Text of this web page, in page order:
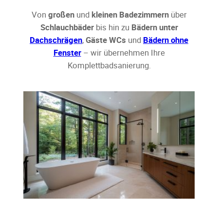
Von großenund kleinen Badezimmernüber
Schlauchbäderbis hin zu Bädern unter
Dachschrägen,Gäste WCs und Bädern ohne
Fenster– wir übernehmen Ihre
Komplettbadsanierung.